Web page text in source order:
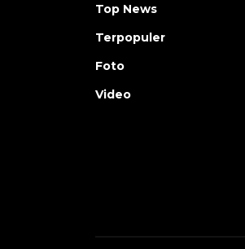
Top News
Terpopuler
Foto
Video